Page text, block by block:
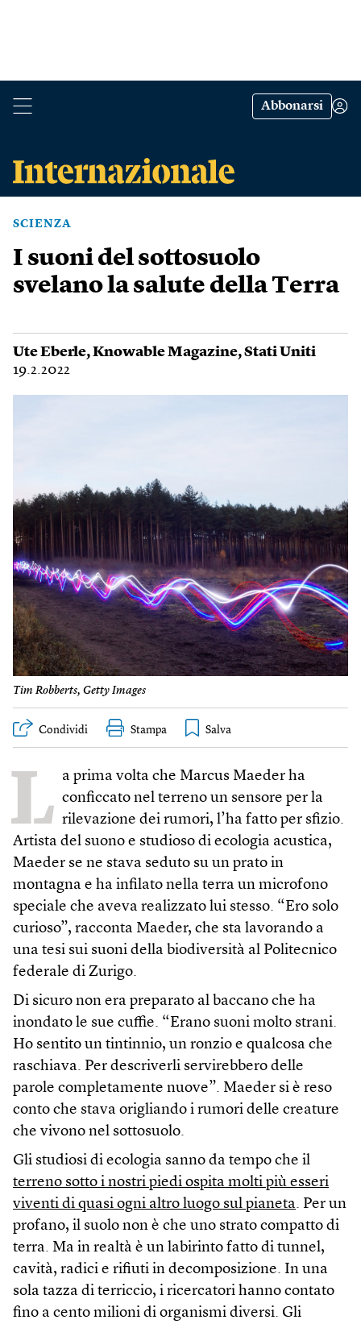
Abbonarsi
SCIENZA
I suoni del sottosuolo
svelano la salute della Terra
Ute Eberle,Knowable Magazine,Stati Uniti
19.2.2022
Tim Robberts, Getty Images
Condividi Stampa
L a prima volta che Marcus Maeder ha
conficcato nel terreno un sensore per la
rilevazione dei rumori, l’ha fatto per sfizio.
Artista del suono e studioso di ecologia acustica,
Maeder se ne stava seduto su un prato in
montagna e ha infilato nella terra un microfono
speciale che aveva realizzato lui stesso. “Ero solo
curioso”, racconta Maeder, che sta lavorando a
una tesi sui suoni della biodiversità al Politecnico
federale di Zurigo.
Di sicuro non era preparato al baccano che ha
inondato le sue cuffie. “Erano suoni molto strani.
Ho sentito un tintinnio, un ronzio e qualcosa che
raschiava. Per descriverli servirebbero delle
parole completamente nuove”. Maeder si è reso
conto che stava origliando i rumori delle creature
che vivono nel sottosuolo.
Gli studiosi di ecologia sanno da tempo che il
terreno sotto i nostri piedi ospita molti più esseri
viventi di quasi ogni altro luogo sul pianeta. Per un
profano, il suolo non è che uno strato compatto di
terra. Ma in realtà è un labirinto fatto di tunnel,
cavità, radici e rifiuti in decomposizione. In una
sola tazza di terriccio, i ricercatori hanno contato
fino a cento milioni di organismi diversi. Gli